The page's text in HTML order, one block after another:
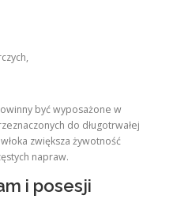
być wyposażone w
do długotrwałej
zwiększa żywotność
napraw.
i posesji